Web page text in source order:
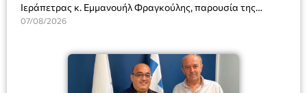
Ιεράπετρας κ. Εμμανουήλ Φραγκούλης, παρουσία της
Διευθύντριας του σχολείου κας Μαριάννας Χαΐτα.
07/08/2026